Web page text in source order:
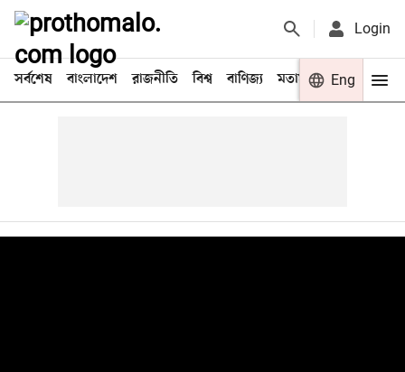
Login
সর্বশেষ বাংলাদেশ রাজনীতি বিশ্ব বাণিজ্য মতামত খেলা
Eng